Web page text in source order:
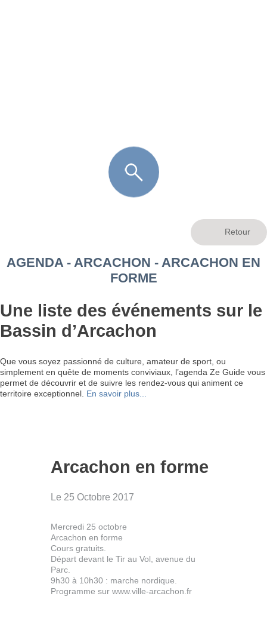
AGENDA - ARCACHON - ARCACHON EN
FORME
Une liste des événements sur le
Bassin d’Arcachon
Que vous soyez passionné de culture, amateur de sport, ou
simplement en quête de moments conviviaux, l’agenda Ze Guide vous
permet de découvrir et de suivre les rendez-vous qui animent ce
territoire exceptionnel. En savoir plus...
Arcachon en forme
Le 25 Octobre 2017
Mercredi 25 octobre
Arcachon en forme
Cours gratuits.
Départ devant le Tir au Vol, avenue du
Parc.
9h30 à 10h30 : marche nordique.
Programme sur www.ville-arcachon.fr